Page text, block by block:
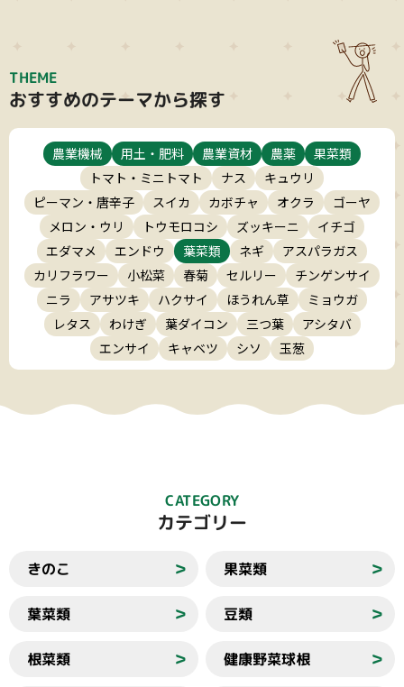
大テーマ 葉菜類
小テーマ
検索
THEME
おすすめのテーマから探す
農業機械 用土・肥料 農業資材 農薬
果菜類
トマト・ミニトマト
ナス
キュウリ
ピーマン・唐辛子
スイカ カボチャ オクラ
ゴーヤ
メロン・ウリ
トウモロコシ ズッキーニ
イチゴ
エダマメ
エンドウ 葉菜類 ネギ
アスパラガス
カリフラワー
小松菜 春菊 セルリー
チンゲンサイ
ニラ
アサツキ ハクサイ ほうれん草
ミョウガ
レタス
わけぎ 葉ダイコン 三つ葉
アシタバ
エンサイ
キャベツ シソ 玉葱
CATEGORY
カテゴリー
きのこ ＞ 果菜類 ＞
葉菜類 ＞ 豆類 ＞
根菜類 ＞ 健康野菜球根 ＞